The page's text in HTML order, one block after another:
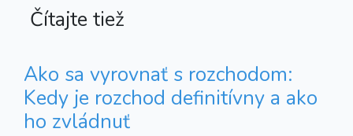
Čítajte tiež
Ako sa vyrovnať s rozchodom:
Kedy je rozchod definitívny a ako
ho zvládnuť